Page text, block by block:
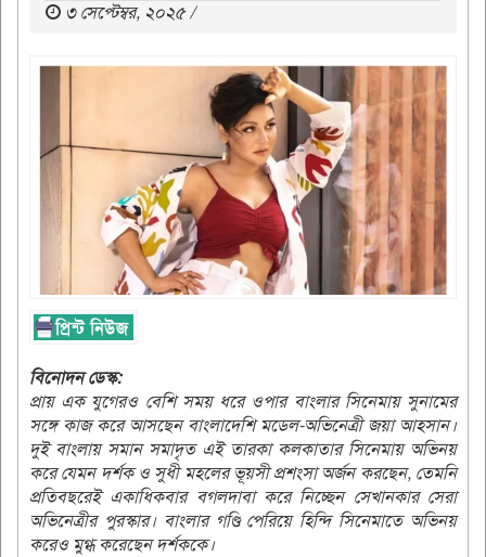
৩ সেপ্টেম্বর, ২০২৫ /
বিনোদন ডেস্ক:
প্রায় এক যুগেরও বেশি সময় ধরে ওপার বাংলার সিনেমায় সুনামের
সঙ্গে কাজ করে আসছেন বাংলাদেশি মডেল-অভিনেত্রী জয়া আহসান।
দুই বাংলায় সমান সমাদৃত এই তারকা কলকাতার সিনেমায় অভিনয়
করে যেমন দর্শক ও সুধী মহলের ভূয়সী প্রশংসা অর্জন করছেন, তেমনি
প্রতিবছরেই একাধিকবার বগলদাবা করে নিচ্ছেন সেখানকার সেরা
অভিনেত্রীর পুরস্কার। বাংলার গণ্ডি পেরিয়ে হিন্দি সিনেমাতে অভিনয়
করেও মুগ্ধ করেছেন দর্শককে।